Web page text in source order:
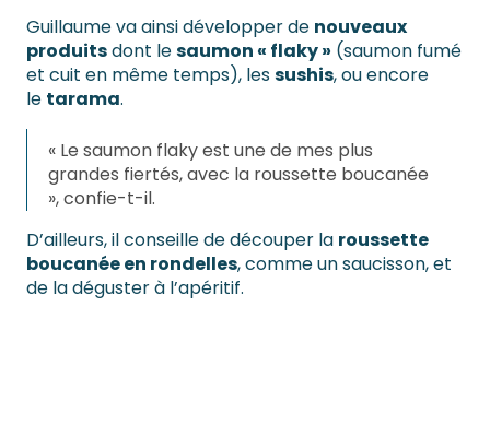
Guillaume va ainsi développer de nouveaux
produitsdont lesaumon « flaky » (saumon fumé
et cuit en même temps), lessushis, ou encore
le tarama.
« Le saumon flaky est une de mes plus
grandes fiertés, avec la roussette boucanée
», confie-t-il.
D’ailleurs, il conseille de découper la roussette
boucanée en rondelles, comme un saucisson, et
de la déguster à l’apéritif.